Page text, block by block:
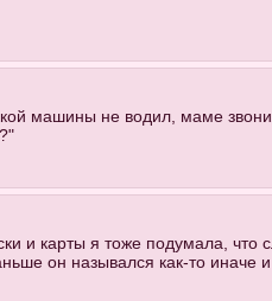
машины не водил, маме
и карты я тоже подумала,
он назывался как-то иначе и